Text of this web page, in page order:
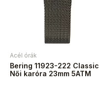
Acél órák
Bering 11923-222 Classic
Női karóra 23mm 5ATM